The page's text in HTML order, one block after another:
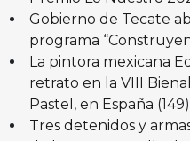
Gobierno de Tecate
programa
La pintora mexicana
retrato en la VIII
Pastel, en España (149)
Tres detenidos y